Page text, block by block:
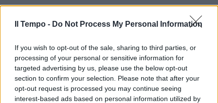
Il Tempo - Do Not Process My Personal Information
If you wish to opt-out of the sale, sharing to third parties, or
processing of your personal or sensitive information for
targeted advertising by us, please use the below opt-out
section to confirm your selection. Please note that after your
opt-out request is processed you may continue seeing
interest-based ads based on personal information utilized by